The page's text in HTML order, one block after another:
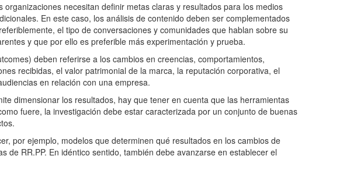
organizaciones necesitan definir metas claras y resultados para los medios
En este caso, los análisis de contenido deben ser complementados
el tipo de conversaciones y comunidades que hablan sobre su
y que por ello es preferible más experimentación y prueba.
deben referirse a los cambios en creencias, comportamientos,
recibidas, el valor patrimonial de la marca, la reputación corporativa, el
en relación con una empresa.
dimensionar los resultados, hay que tener en cuenta que las herramientas
fuere, la investigación debe estar caracterizada por un conjunto de buenas
por ejemplo, modelos que determinen qué resultados en los cambios de
RR.PP. En idéntico sentido, también debe avanzarse en establecer el